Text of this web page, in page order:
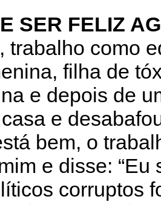
SER FELIZ
trabalho como
filha de
e depois de
e
bem, o
e disse:
corruptos